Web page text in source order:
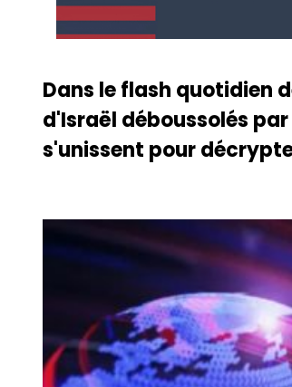
Dans le flash quotidien
d'Israël déboussolés
s'unissent pour